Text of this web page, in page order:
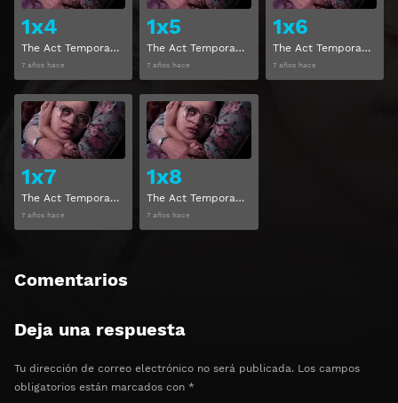
1x4
The Act Temporada 1 Capitulo 4
7 años hace
1x5
The Act Temporada 1 Capitulo 5
7 años hace
1x6
The Act Temporada 1 Capitulo 6
7 años hace
1x7
The Act Temporada 1 Capitulo 7
7 años hace
Ver
1x8
The Act Temporada 1 Capitulo 8
7 años hace
Comentarios
Deja una respuesta
Tu dirección de correo electrónico no será publicada. Los campos
obligatorios están marcados con *